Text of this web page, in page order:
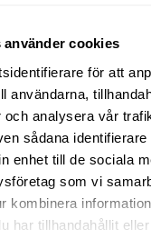
använder cookies
för att
användarna,
och analysera vår
sådana identifierare
enhet till de sociala
som vi
kombinera
har tillhandahållit